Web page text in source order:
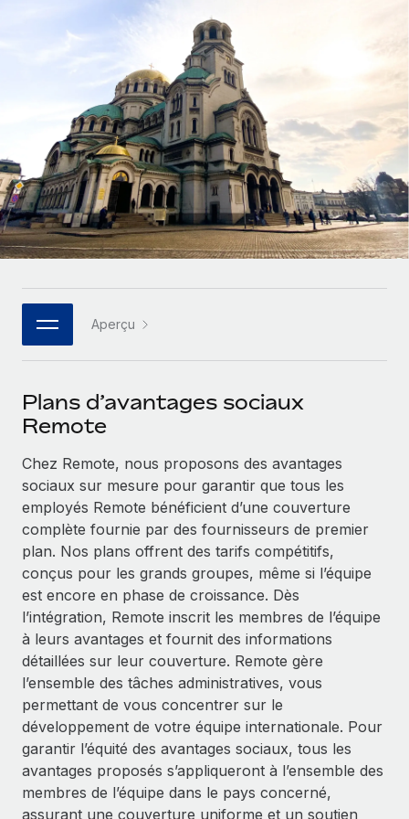
Gestion des freelances
Intégrez et gérez vos freelances partout dans le monde
Sous-traitez les opérations complexes liées à l’emploi
INFRASTRUCTURE
Intégration Remote
Intégrez vos RH aux flux de travail en toute simplicité
Plateforme
Des fonctions RH clés intégrées pour votre équipe
Connectez n'importe quel outil d’IA à Remote grâce à
notre MCP
Rationalisez vos processus avec des outils essentiels
SERVICES
Demandez aux experts
Recevez des conseils d’experts sur les RH à
l’international et la conformité
Contrôles d’antécédents
Simplifiez vos processus de présélection des
candidats
Remote Watchtower
Gardez un temps d’avance sur les risques en
matière de conformité
Gestion des appareils
Achetez et suivez vos équipements informatiques
dans le monde entier
Comparer Remote
Examinez notre service par rapport aux autres
CROISSANCE
Start-ups
Des solutions agiles et internationales pour les RH et la
paie des entreprises en pleine croissance
Entreprises intermédiaires
Développez vos équipes avec des solutions RH sur
mesure
Entreprise
Les RH à l’international pour les grandes entreprises
Partenaires stratégiques de la tech
Intégrez les RH à l’international de manière flexible
Devenir partenaire
Explorez avec nous vos opportunités de partenariat
Remote Build
Bientôt disponible
Conseil en intégrations et automatisations assistées par
ÉTUDES DE CAS
Comment Weaviate, l'as de l'IA, a développé
ses effectifs de 120 % avec Remote
Weaviate en bref Weaviate crée des infrastructures open
source et AI-first. Sa mission est...
En savoir plus
Calculateur de paiement des freelances
Découvrez les devises disponibles et les vitesses de
paiement pour vos freelances internationaux
APPRENDRE AVEC REMOTE
Recherche et guides
Études de cas
Checklists et modèles
Descriptions de postes
Événements
Données sur les salaires et les talents
Centre de ressources
Obtenir de l’aide
Voir toutes les ressources
BLOG
Paie multipays
EOR et PEO
Gestion des freelances
Nederlands
Español
Italiano
Português (Portugal)
日本語
한국어
Connexion
Aperçu
Plans d’avantages sociaux
Remote
Chez Remote, nous proposons des avantages
sociaux sur mesure pour garantir que tous les
employés Remote bénéficient d’une couverture
complète fournie par des fournisseurs de premier
plan. Nos plans offrent des tarifs compétitifs,
conçus pour les grands groupes, même si l’équipe
est encore en phase de croissance. Dès
l’intégration, Remote inscrit les membres de l’équipe
à leurs avantages et fournit des informations
détaillées sur leur couverture. Remote gère
l’ensemble des tâches administratives, vous
permettant de vous concentrer sur le
développement de votre équipe internationale. Pour
garantir l’équité des avantages sociaux, tous les
avantages proposés s’appliqueront à l’ensemble des
membres de l’équipe dans le pays concerné,
assurant une couverture uniforme et un soutien